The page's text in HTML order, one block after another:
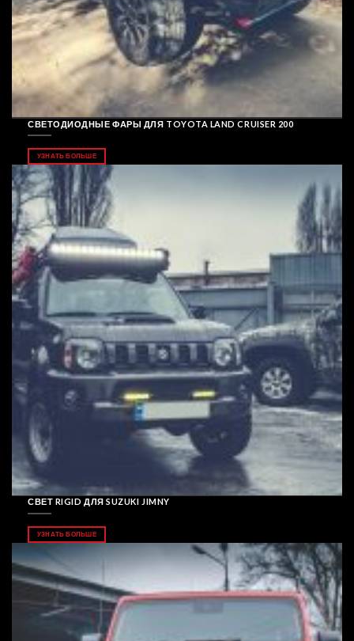
СВЕТОДИОДНЫЕ ФАРЫ ДЛЯ TOYOTA LAND CRUISER 200
УЗНАТЬ БОЛЬШЕ
СВЕТ RIGID ДЛЯ SUZUKI JIMNY
УЗНАТЬ БОЛЬШЕ